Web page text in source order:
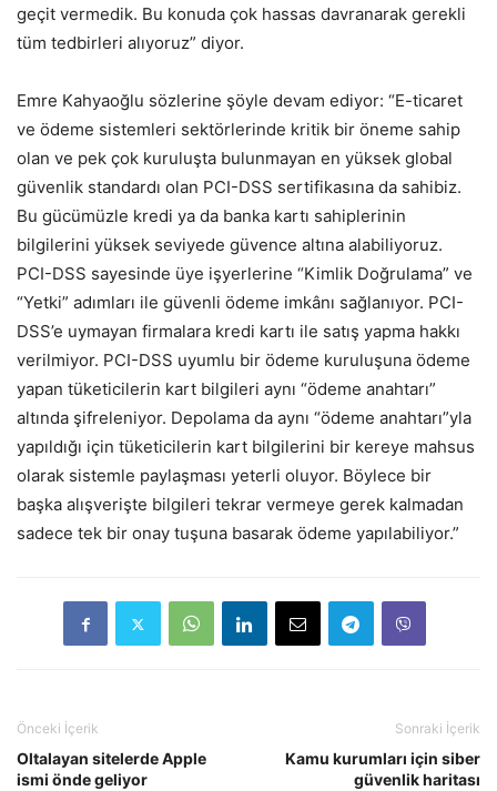
geçit vermedik. Bu konuda çok hassas davranarak gerekli
tüm tedbirleri alıyoruz” diyor.
Emre Kahyaoğlu sözlerine şöyle devam ediyor: “E-ticaret
ve ödeme sistemleri sektörlerinde kritik bir öneme sahip
olan ve pek çok kuruluşta bulunmayan en yüksek global
güvenlik standardı olan PCI-DSS sertifikasına da sahibiz.
Bu gücümüzle kredi ya da banka kartı sahiplerinin
bilgilerini yüksek seviyede güvence altına alabiliyoruz.
PCI-DSS sayesinde üye işyerlerine “Kimlik Doğrulama” ve
“Yetki” adımları ile güvenli ödeme imkânı sağlanıyor. PCI-
DSS’e uymayan firmalara kredi kartı ile satış yapma hakkı
verilmiyor. PCI-DSS uyumlu bir ödeme kuruluşuna ödeme
yapan tüketicilerin kart bilgileri aynı “ödeme anahtarı”
altında şifreleniyor. Depolama da aynı “ödeme anahtarı”yla
yapıldığı için tüketicilerin kart bilgilerini bir kereye mahsus
olarak sistemle paylaşması yeterli oluyor. Böylece bir
başka alışverişte bilgileri tekrar vermeye gerek kalmadan
sadece tek bir onay tuşuna basarak ödeme yapılabiliyor.”
Önceki İçerik
Oltalayan sitelerde Apple
ismi önde geliyor
Sonraki İçerik
Kamu kurumları için siber
güvenlik haritası